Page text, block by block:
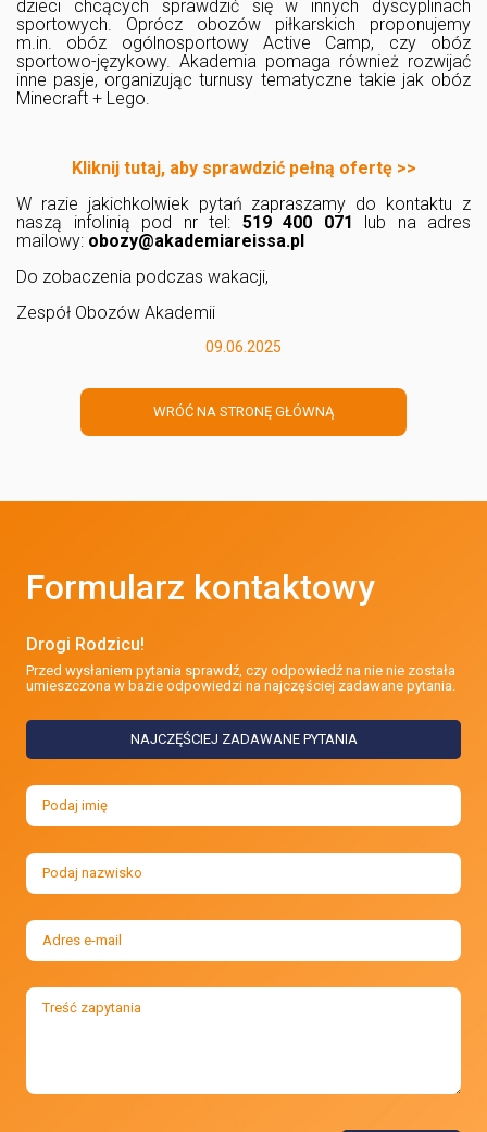
dzieci chcących sprawdzić się w innych dyscyplinach
sportowych. Oprócz obozów piłkarskich proponujemy
m.in. obóz ogólnosportowy Active Camp, czy obóz
sportowo-językowy. Akademia pomaga również rozwijać
inne pasje, organizując turnusy tematyczne takie jak obóz
Minecraft + Lego.
Kliknij tutaj, aby sprawdzić pełną ofertę >>
W razie jakichkolwiek pytań zapraszamy do kontaktu z
naszą infolinią pod nr tel: 519 400 071 lub na adres
mailowy: obozy@akademiareissa.pl
Do zobaczenia podczas wakacji,
Zespół Obozów Akademii
09.06.2025
WRÓĆ NA STRONĘ GŁÓWNĄ
Formularz kontaktowy
Drogi Rodzicu!
Przed wysłaniem pytania sprawdź, czy odpowiedź na nie nie została
umieszczona w bazie odpowiedzi na najczęściej zadawane pytania.
NAJCZĘŚCIEJ ZADAWANE PYTANIA